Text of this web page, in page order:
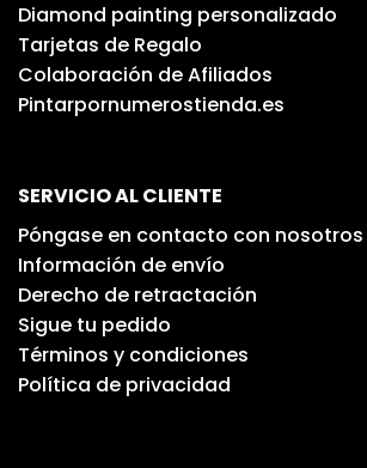
Diamond painting personalizado
Tarjetas de Regalo
Colaboración de Afiliados
Pintarpornumerostienda.es
SERVICIO AL CLIENTE
Póngase en contacto con nosotros
Información de envío
Derecho de retractación
Sigue tu pedido
Términos y condiciones
Política de privacidad